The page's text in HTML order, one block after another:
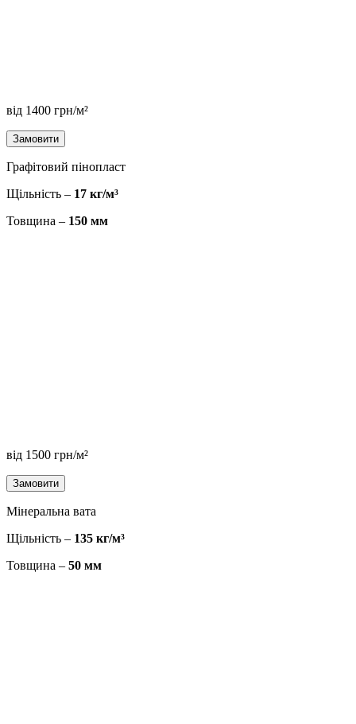
від 1400 грн/м²
Замовити
Графітовий пінопласт
Щільність – 17 кг/м³
Товщина – 150 мм
від 1500 грн/м²
Замовити
Мінеральна вата
Щільність – 135 кг/м³
Товщина – 50 мм